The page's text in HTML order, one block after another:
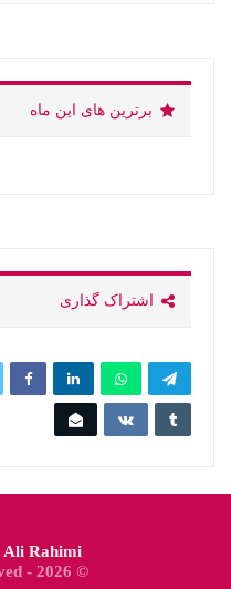
برترین های این ماه
اشتراک گذاری
Ali Rahimi
© 2026 - All Rights Reserved